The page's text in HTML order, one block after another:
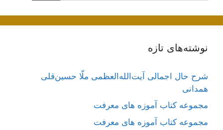
نوشته‌های تازه
شرح حال اجمالی آیت‌الله‌العظمی ملّا حسین‌قلی
همدانی
مجموعه کتاب آموزه های معرفت
مجموعه کتاب آموزه های معرفت